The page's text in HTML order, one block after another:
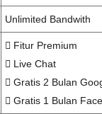
Unlimited Bandwith
Fitur Premium
Live Chat
Gratis 2 Bulan
Gratis 1 Bulan